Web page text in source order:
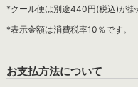
*クール便は別途440円(税込)が掛
*表示金額は消費税率10％です。
お支払方法について